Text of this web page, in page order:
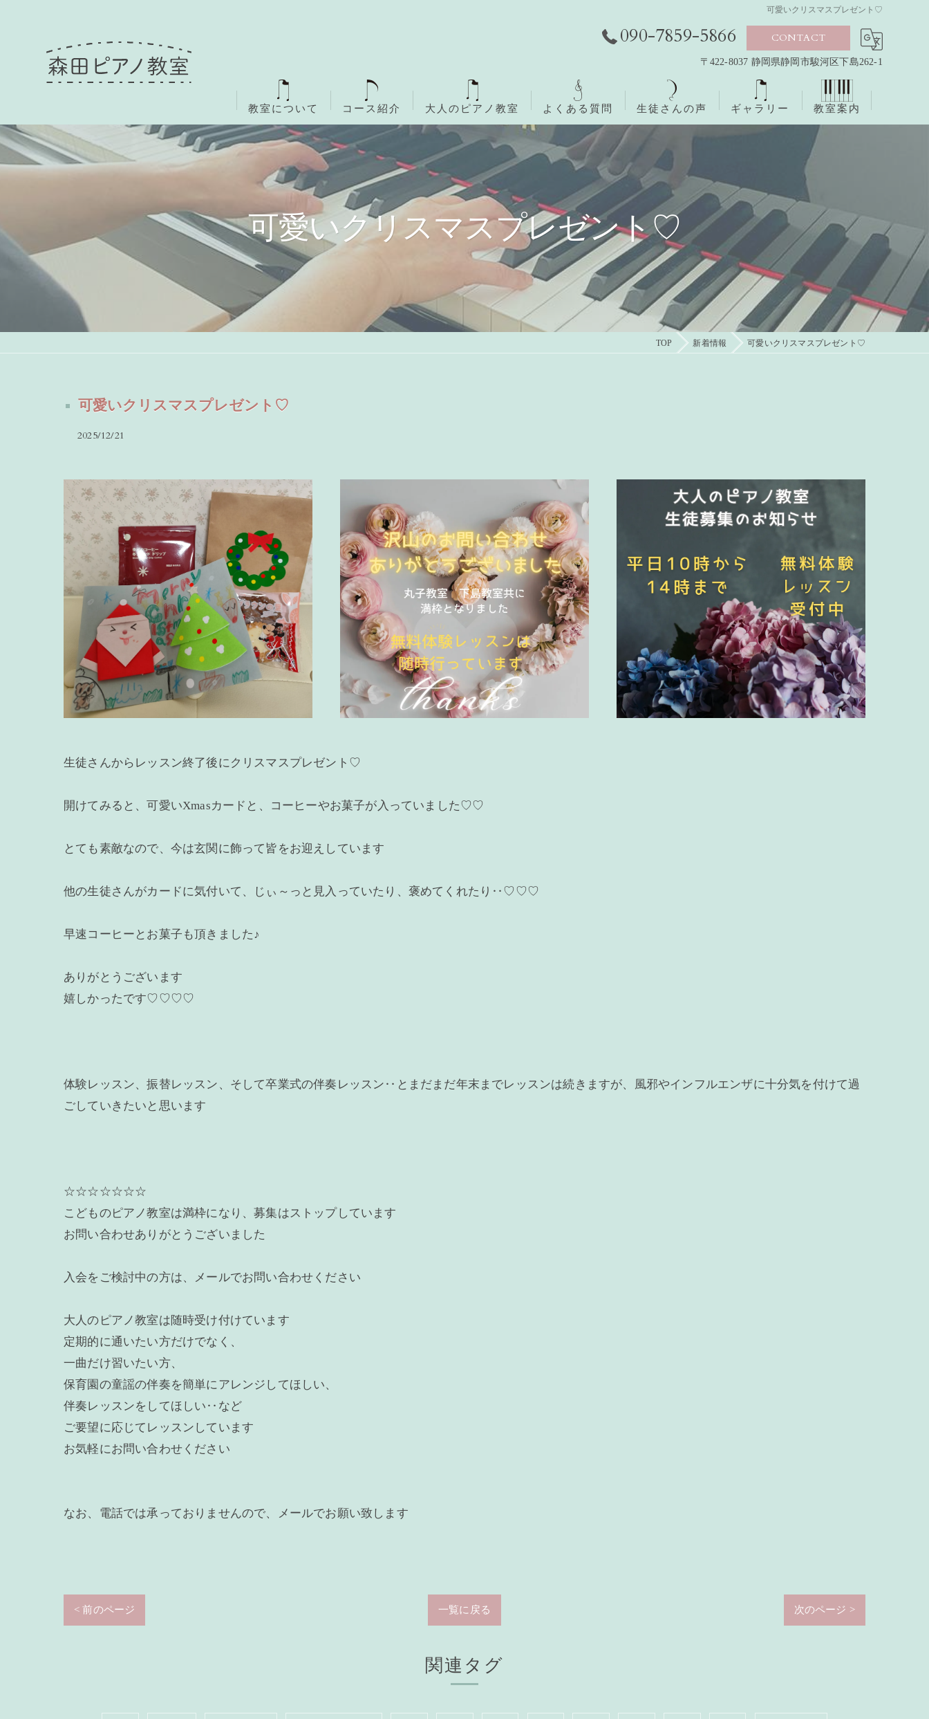
可愛いクリスマスプレゼント♡
090-7859-5866 CONTACT
〒422-8037 静岡県静岡市駿河区下島262-1
教室について コース紹介
無料体験レッスン
ご入会までの流れ
大人のピアノ教室 よくある質問 生徒さんの声 ギャラリー 教室案内
可愛いクリスマスプレゼント♡
TOP 新着情報 可愛いクリスマスプレゼント♡
可愛いクリスマスプレゼント♡
2025/12/21
生徒さんからレッスン終了後にクリスマスプレゼント♡
開けてみると、可愛いXmasカードと、コーヒーやお菓子が入っていました♡♡
とても素敵なので、今は玄関に飾って皆をお迎えしています
他の生徒さんがカードに気付いて、じぃ～っと見入っていたり、褒めてくれたり‥♡♡♡
早速コーヒーとお菓子も頂きました♪
ありがとうございます
嬉しかったです♡♡♡♡
体験レッスン、振替レッスン、そして卒業式の伴奏レッスン‥とまだまだ年末までレッスンは続きますが、風邪やインフルエンザに十分気を付けて過
ごしていきたいと思います
☆☆☆☆☆☆☆
こどものピアノ教室は満枠になり、募集はストップしています
お問い合わせありがとうございました
入会をご検討中の方は、メールでお問い合わせください
大人のピアノ教室は随時受け付けています
定期的に通いたい方だけでなく、
一曲だけ習いたい方、
保育園の童謡の伴奏を簡単にアレンジしてほしい、
伴奏レッスンをしてほしい‥など
ご要望に応じてレッスンしています
お気軽にお問い合わせください
なお、電話では承っておりませんので、メールでお願い致します
< 前のページ 一覧に戻る 次のページ >
関連タグ